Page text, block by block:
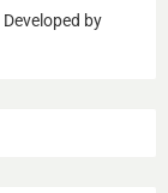
Developed by